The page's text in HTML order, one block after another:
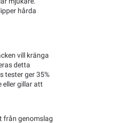
hårda
vill kränga
detta
tester ger 35%
eller gillar att
från genomslag